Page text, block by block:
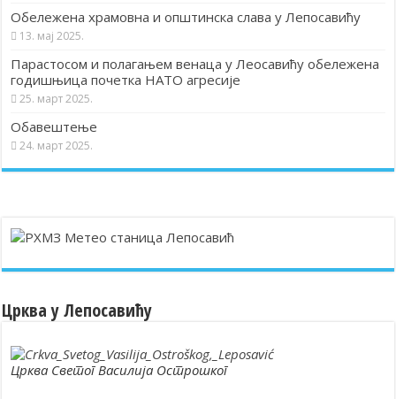
Обележена храмовна и општинска слава у Лепосавићу
13. мај 2025.
Парастосом и полагањем венаца у Леосавићу обележена
годишњица почетка НАТО агресије
25. март 2025.
Обавештење
24. март 2025.
Црква у Лепосавићу
Црква Светог Василија Острошког